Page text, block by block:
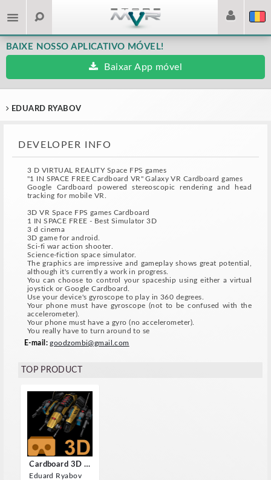
BAIXE NOSSO APLICATIVO MÓVEL!
Baixar App móvel
EDUARD RYABOV
DEVELOPER INFO
3 D VIRTUAL REALITY Space FPS games
"1 IN SPACE FREE Cardboard VR" Galaxy VR Cardboard games
Google Cardboard powered stereoscopic rendering and head
tracking for mobile VR.
3D VR Space FPS games Cardboard
1 IN SPACE FREE - Best Simulator 3D
3 d cinema
3D game for android.
Sci-fi war action shooter.
Science-fiction space simulator.
The graphics are impressive and gameplay shows great potential,
although it's currently a work in progress.
You can choose to control your spaceship using either a virtual
joystick or Google Cardboard.
Use your device's gyroscope to play in 360 degrees.
Your phone must have gyroscope (not to be confused with the
accelerometer).
Your phone must have a gyro (no accelerometer).
You really have to turn around to se
E-mail:goodzombi@gmail.com
TOP PRODUCT
Cardboard 3D VR Space FPS Game
Eduard Ryabov